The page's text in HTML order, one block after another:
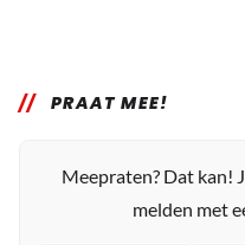
PRAAT MEE!
Meepraten? Dat kan!
melden met